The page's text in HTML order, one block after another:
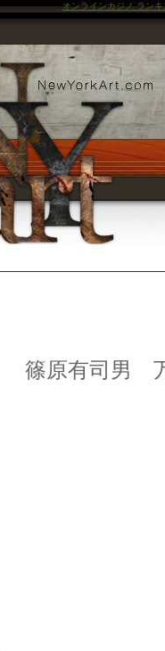
オンラインカジノ ランキ
篠原有司男